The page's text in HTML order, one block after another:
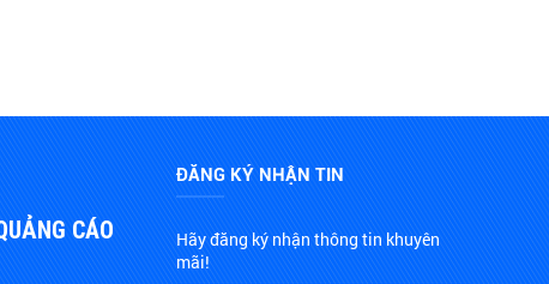
CÁO
ĐĂNG KÝ NHẬN TIN
Hãy đăng ký nhận thông tin khuyên
mãi!